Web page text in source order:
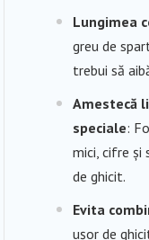
Lungimea
greu de
trebui să
Amestecă
speciale:
mici, cifre și
de ghicit.
Evita
ușor de